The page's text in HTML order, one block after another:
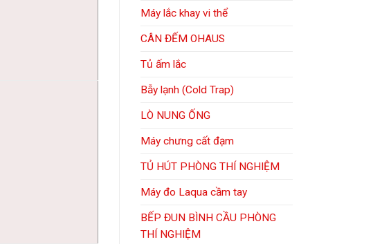
Máy lắc khay vi thể
CÂN ĐẾM OHAUS
Tủ ấm lắc
Bẫy lạnh (Cold Trap)
LÒ NUNG ỐNG
Máy chưng cất đạm
TỦ HÚT PHÒNG THÍ NGHIỆM
Máy đo Laqua cầm tay
BẾP ĐUN BÌNH CẦU PHÒNG
THÍ NGHIỆM